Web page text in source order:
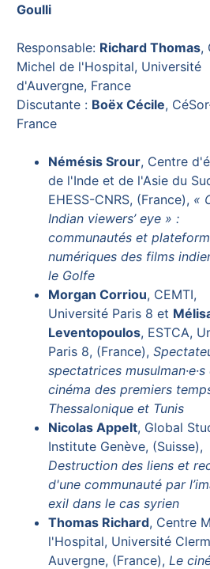
Goulli
Responsable: Richard Thomas,
Michel de l'Hospital, Université
d'Auvergne, France
Discutante : Boëx Cécile,
France
Némésis Srour, Centre
de l'Inde et de l'Asie du
EHESS-CNRS, (France), «
Indian viewers’ eye » :
communautés et
numériques des films
le Golfe
Morgan Corriou, CEMTI,
Université Paris 8 et
Leventopoulos, ESTCA,
Paris 8, (France),
spectatrices musulman·e·s
cinéma des premiers
Thessalonique et Tunis
Nicolas Appelt, Global
Institute Genève, (Suisse),
Destruction des liens et
d'une communauté par
exil dans le cas syrien
Thomas Richard, Centre
l'Hospital, Université
Auvergne, (France), Le